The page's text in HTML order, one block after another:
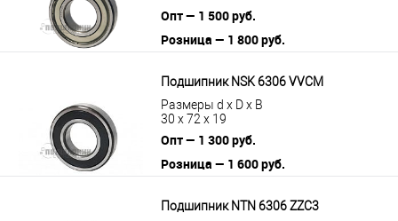
Опт — 1 500 руб.
Розница — 1 800 руб.
Подшипник NSK 6306 VVCM
Размеры d x D x B
30 x 72 x 19
Опт — 1 300 руб.
Розница — 1 600 руб.
Подшипник NTN 6306 ZZC3